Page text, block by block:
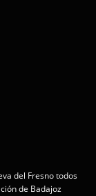
del Fresno todos
de Badajoz